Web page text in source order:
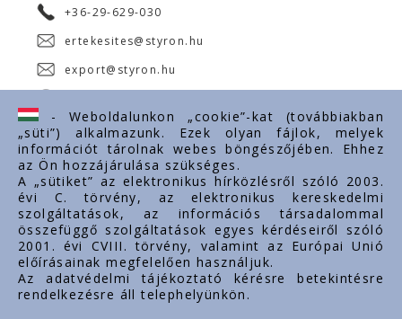
+36-29-629-030
ertekesites@styron.hu
export@styron.hu
Fontos linkek
Rólunk
Dokumentumok
Kapcsolat
Karrier
Cég adatok
- Weboldalunkon „cookie”-kat (továbbiakban
„süti”) alkalmazunk. Ezek olyan fájlok, melyek
információt tárolnak webes böngészőjében. Ehhez
az Ön hozzájárulása szükséges.
A „sütiket” az elektronikus hírközlésről szóló 2003.
évi C. törvény, az elektronikus kereskedelmi
szolgáltatások, az információs társadalommal
összefüggő szolgáltatások egyes kérdéseiről szóló
2001. évi CVIII. törvény, valamint az Európai Unió
előírásainak megfelelően használjuk.
Az adatvédelmi tájékoztató kérésre betekintésre
rendelkezésre áll telephelyünkön.